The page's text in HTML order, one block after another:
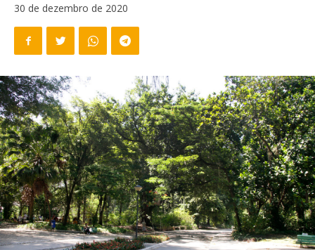
30 de dezembro de 2020